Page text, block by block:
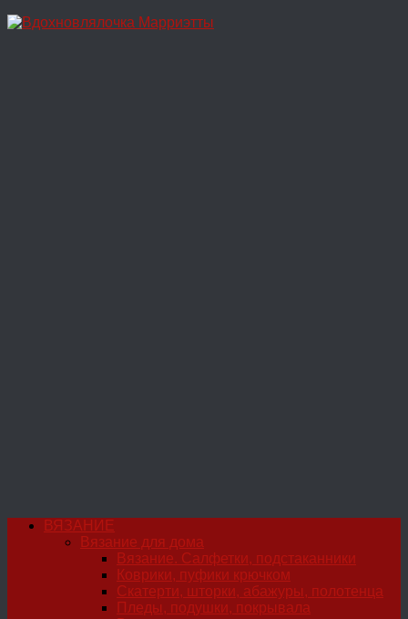
Перейти
ВЯЗАНИЕ
Вязание для дома
Вязание. Салфетки, подстаканники
Коврики, пуфики крючком
Скатерти, шторки, абажуры, полотенца
Пледы, подушки, покрывала